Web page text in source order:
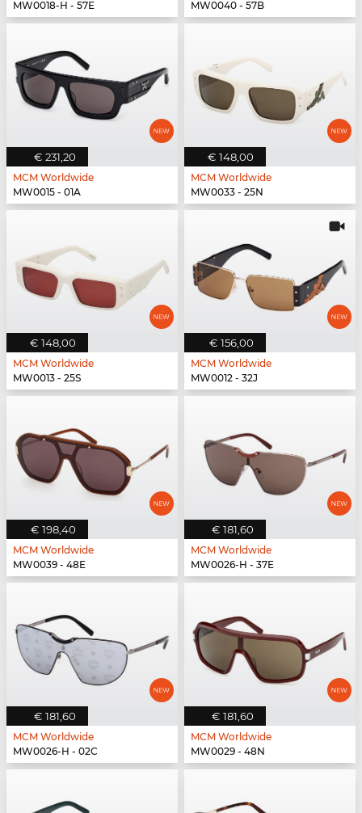
MW0018-H - 57E
MW0040 - 57B
€ 231,20
MCM Worldwide
MW0015 - 01A
€ 148,00
MCM Worldwide
MW0033 - 25N
€ 148,00
MCM Worldwide
MW0013 - 25S
€ 156,00
MCM Worldwide
MW0012 - 32J
€ 198,40
MCM Worldwide
MW0039 - 48E
€ 181,60
MCM Worldwide
MW0026-H - 37E
€ 181,60
MCM Worldwide
MW0026-H - 02C
€ 181,60
MCM Worldwide
MW0029 - 48N